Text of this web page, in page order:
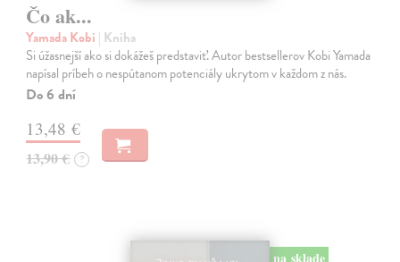
Čo ak...
Yamada Kobi | Kniha
Si úžasnejší ako si dokážeš predstaviť. Autor bestsellerov Kobi Yamada
napísal príbeh o nespútanom potenciály ukrytom v každom z nás.
Do 6 dní
13,48 €
13,90 € ?
na sklade